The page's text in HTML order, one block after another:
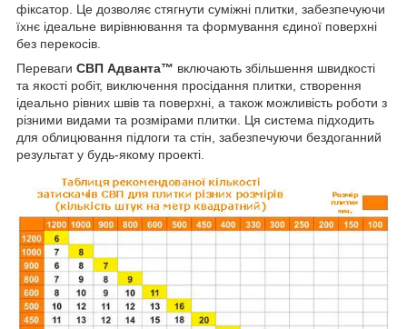
фіксатор. Це дозволяє стягнути суміжні плитки, забезпечуючи
їхнє ідеальне вирівнювання та формування єдиної поверхні
без перекосів.
Переваги СВП Адванта™ включають збільшення швидкості
та якості робіт, виключення просідання плитки, створення
ідеально рівних швів та поверхні, а також можливість роботи з
різними видами та розмірами плитки. Ця система підходить
для облицювання підлоги та стін, забезпечуючи бездоганний
результат у будь-якому проекті.